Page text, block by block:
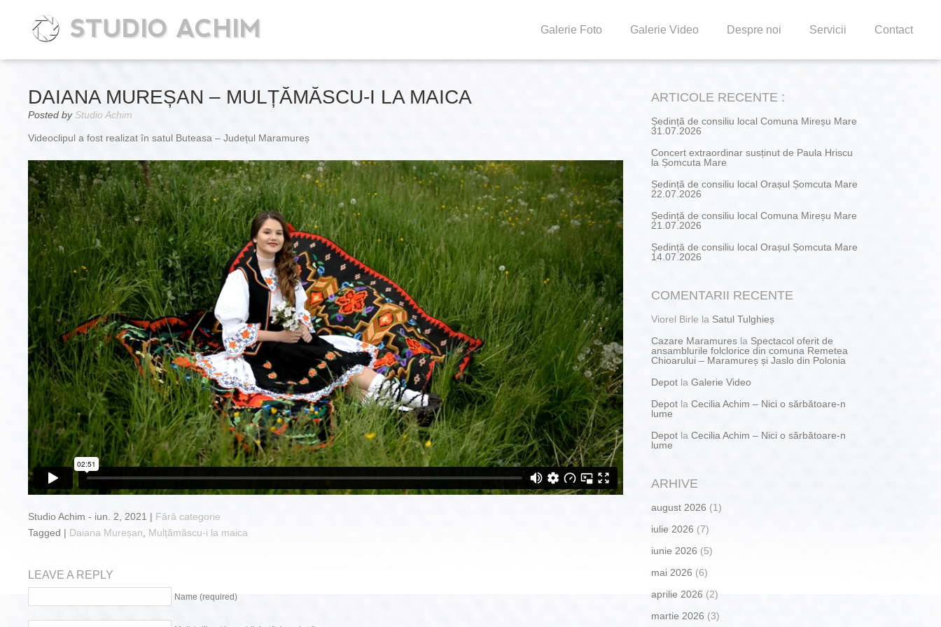
STUDIO ACHIM Galerie Foto Galerie Video Despre noi Servicii Contact
DAIANA MUREȘAN – MULȚĂMĂSCU-I LA MAICA
Posted byStudio Achim
Videoclipul a fost realizat în satul Buteasa – Județul Maramureș
Studio Achim - iun. 2, 2021 | Fără categorie
Tagged | Daiana Mureșan Mulțămăscu-i la maica
LEAVE A REPLY
Name (required)
ARTICOLE RECENTE :
Ședință de consiliu local Comuna Mireșu Mare
31.07.2026
Concert extraordinar susținut de Paula Hriscu
la Șomcuta Mare
Ședință de consiliu local Orașul Șomcuta Mare
22.07.2026
Ședință de consiliu local Comuna Mireșu Mare
21.07.2026
Ședință de consiliu local Orașul Șomcuta Mare
14.07.2026
COMENTARII RECENTE
Viorel Birle la Satul Tulghieș
Cazare Maramures la Spectacol oferit de
ansamblurile folclorice din comuna Remetea
Chioarului – Maramureș și Jaslo din Polonia
Depot la Galerie Video
Depot la Cecilia Achim – Nici o sărbătoare-n
lume
Depot la Cecilia Achim – Nici o sărbătoare-n
lume
ARHIVE
august 2026 (1)
iulie 2026 (7)
iunie 2026 (5)
mai 2026 (6)
aprilie 2026 (2)
martie 2026 (3)